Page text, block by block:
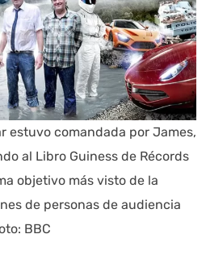
estuvo comandada por James,
al Libro Guiness de Récords
objetivo más visto de la
de personas de audiencia
BBC